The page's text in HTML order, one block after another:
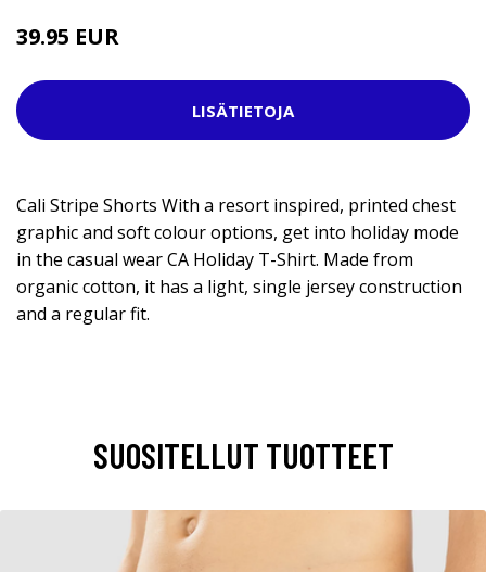
39.95 EUR
LISÄTIETOJA
Cali Stripe Shorts With a resort inspired, printed chest
graphic and soft colour options, get into holiday mode
in the casual wear CA Holiday T-Shirt. Made from
organic cotton, it has a light, single jersey construction
and a regular fit.
SUOSITELLUT TUOTTEET